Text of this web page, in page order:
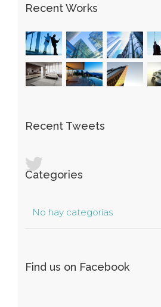
Recent Works
Recent Tweets
Categories
No hay categorías
Find us on Facebook